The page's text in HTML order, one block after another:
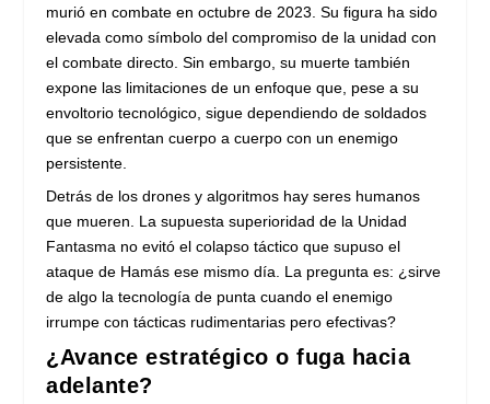
murió en combate en octubre de 2023. Su figura ha sido
elevada como símbolo del compromiso de la unidad con
el combate directo. Sin embargo, su muerte también
expone las limitaciones de un enfoque que, pese a su
envoltorio tecnológico, sigue dependiendo de soldados
que se enfrentan cuerpo a cuerpo con un enemigo
persistente.
Detrás de los drones y algoritmos hay seres humanos
que mueren. La supuesta superioridad de la Unidad
Fantasma no evitó el colapso táctico que supuso el
ataque de Hamás ese mismo día. La pregunta es: ¿sirve
de algo la tecnología de punta cuando el enemigo
irrumpe con tácticas rudimentarias pero efectivas?
¿Avance estratégico o fuga hacia
adelante?